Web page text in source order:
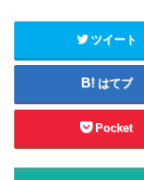
ツイート
はてブ
Pocket